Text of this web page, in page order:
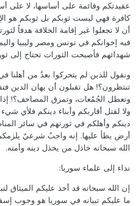
عقيدتكم وقائمة على أساسها، لا على
كافرة فهي ليست ثوبكم بل ثوبكم هو
أن لا تجعلوا غير إقامة الخلافة هدفاً
فيه إخوانكم في تونس ومصر وليبيا
شهدائهم فأصبحت الثورات تحتاج إلى
ونقول للذين لم يتحركوا بعدُ من أهلنا
تنتظرون؟! هل تقبلون أن يهان الدين
وتعطل الجُمُعات، وتمزق المصاحف؟! إذا
ولا لقتل أقاربكم وأبناء دينكم فلأي
دينكم وأهلكم في ثورتهم في سائر
أرض يطأ عليها. إنه واجبٌ شرعيٌ يلزمكم
الله سبحانه خاذل من يخذل دينه وأمته.
نداء إلى علماء سوريا:
إن الله سبحانه قد أخذ عليكم الميثاق
ما عليكم تبيانه في سوريا هو وجوب